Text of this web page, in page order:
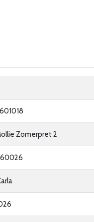
Zomerpret 2